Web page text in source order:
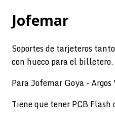
Jofemar
Soportes de tarjeteros
con hueco para el billetero.
Para Jofemar Goya -
Tiene que tener PCB